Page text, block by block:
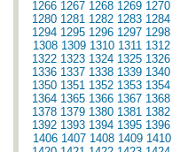
1266 1267 1268 1269 1270
1280 1281 1282 1283 1284
1294 1295 1296 1297 1298
1308 1309 1310 1311 1312
1322 1323 1324 1325 1326
1336 1337 1338 1339 1340
1350 1351 1352 1353 1354
1364 1365 1366 1367 1368
1378 1379 1380 1381 1382
1392 1393 1394 1395 1396
1406 1407 1408 1409 1410